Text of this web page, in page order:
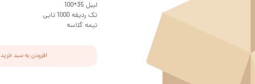
لیبل 35*100
تک ردیفه 1000 تایی
نیمه گلاسه
افزودن به سبد خرید